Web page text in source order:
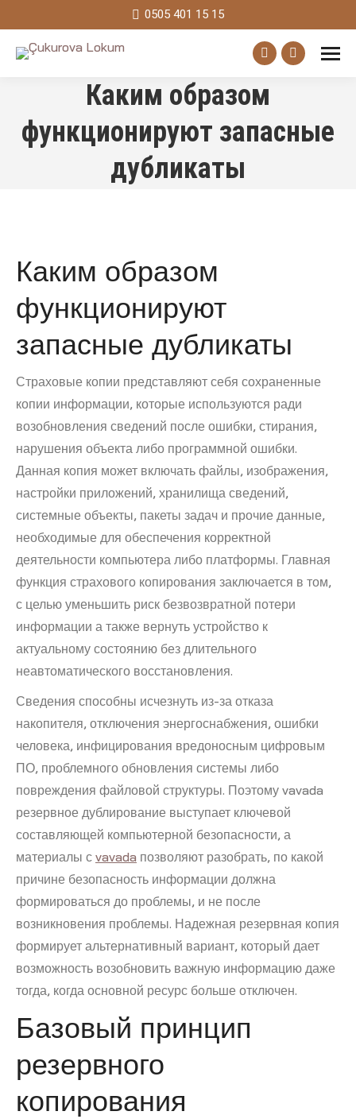
0505 401 15 15
Facebook
page
in
Instagram
in
Каким образом
функционируют запасные
дубликаты
Каким образом
функционируют
запасные дубликаты
Страховые копии представляют себя сохраненные
копии информации, которые используются ради
возобновления сведений после ошибки, стирания,
нарушения объекта либо программной ошибки.
Данная копия может включать файлы, изображения,
настройки приложений, хранилища сведений,
системные объекты, пакеты задач и прочие данные,
необходимые для обеспечения корректной
деятельности компьютера либо платформы. Главная
функция страхового копирования заключается в том,
с целью уменьшить риск безвозвратной потери
информации а также вернуть устройство к
актуальному состоянию без длительного
неавтоматического восстановления.
Сведения способны исчезнуть из-за отказа
накопителя, отключения энергоснабжения, ошибки
человека, инфицирования вредоносным цифровым
ПО, проблемного обновления системы либо
повреждения файловой структуры. Поэтому vavada
резервное дублирование выступает ключевой
составляющей компьютерной безопасности, а
материалы с vavada позволяют разобрать, по какой
причине безопасность информации должна
формироваться до проблемы, и не после
возникновения проблемы. Надежная резервная копия
формирует альтернативный вариант, который дает
возможность возобновить важную информацию даже
тогда, когда основной ресурс больше отключен.
Базовый принцип
резервного
копирования